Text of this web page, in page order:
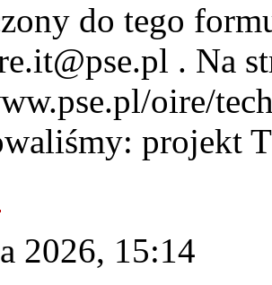
do tego
. Na
oire/
projekt
2026, 15:14